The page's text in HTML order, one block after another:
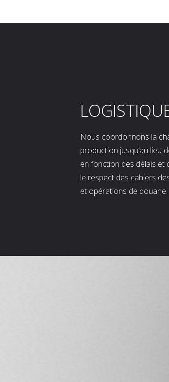
Nous coordonnons la
production jusqu’au lieu
en fonction des délais et
le respect des cahiers
et opérations de douane.